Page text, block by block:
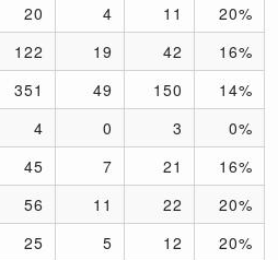
20 4 11
20%
122 19 42
16%
351 49 150
14%
4 0 3
0%
45 7 21
16%
56 11 22
20%
25 5 12
20%